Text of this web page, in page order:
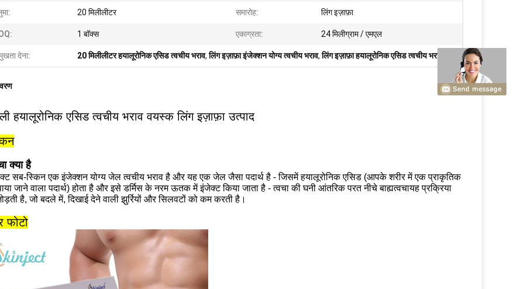
20 मिलीलीटर समारोह: लिंग इज़ाफ़ा
1 बॉक्स एकाग्रता: 24 मिलीग्राम / एमएल
देना: 20 मिलीलीटर हयालूरोनिक एसिड त्वचीय भराव,लिंग इज़ाफ़ा इंजेक्शन योग्य त्वचीय भराव,लिंग इज़ाफ़ा हयालूरोनिक एसिड त्वचीय भराव
हयालूरोनिक एसिड त्वचीय भराव वयस्क लिंग इज़ाफ़ा उत्पाद
क्या है
सब-स्किन एक इंजेक्शन योग्य जेल त्वचीय भराव है और यह एक जेल जैसा पदार्थ है - जिसमें हयालूरोनिक एसिड (आपके शरीर में एक प्राकृतिक
जाने वाला पदार्थ) होता है और इसे डर्मिस के नरम ऊतक में इंजेक्ट किया जाता है - त्वचा की घनी आंतरिक परत नीचे बाह्यत्वचायह प्रक्रिया
है, जो बदले में, दिखाई देने वाली झुर्रियों और सिलवटों को कम करती है।
फोटो